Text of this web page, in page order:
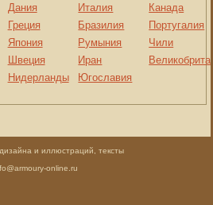
Дания
Греция
Япония
Швеция
Нидерланды
Италия
Бразилия
Румыния
Иран
Югославия
Канада
Португалия
Чили
и иллюстраций, тексты
online.ru